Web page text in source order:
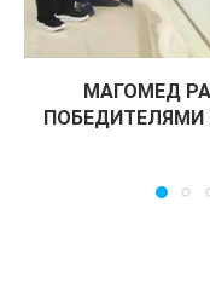
МАГОМЕД
ПОБЕДИТЕЛЯМИ